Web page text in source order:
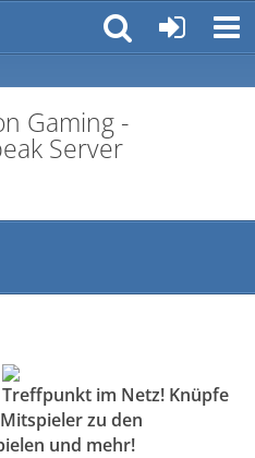
Gaming -
Server
im Netz! Knüpfe
zu den
und mehr!